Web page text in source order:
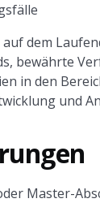
auf dem
bewährte
in den
und
Master-